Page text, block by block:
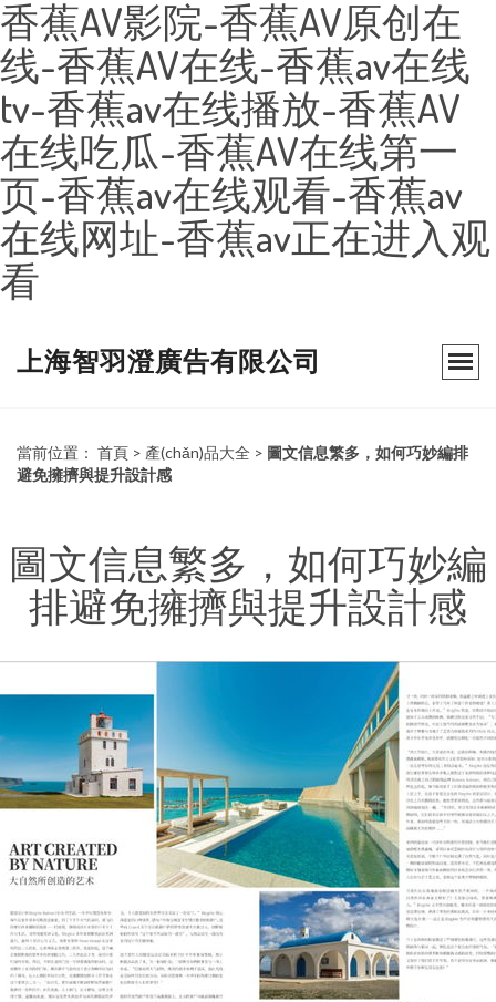
香蕉AV影院-香蕉AV原创在
线-香蕉AV在线-香蕉av在线
tv-香蕉av在线播放-香蕉AV
在线吃瓜-香蕉AV在线第一
页-香蕉av在线观看-香蕉av
在线网址-香蕉av正在进入观
看
上海智羽澄廣告有限公司
當前位置： 首頁 > 產(chǎn)品大全 > 圖文信息繁多，如何巧妙編排
避免擁擠與提升設計感
圖文信息繁多，如何巧妙編
排避免擁擠與提升設計感